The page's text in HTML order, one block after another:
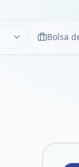
LimpiarBolsa
Compartir producto
Compartir por